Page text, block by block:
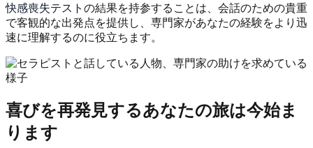
快感喪失テスト の結果を持参することは、会話のための貴重
で客観的な出発点を提供し、専門家があなたの経験をより迅
速に理解するのに役立ちます。
喜びを再発見するあなたの旅は今始ま
ります